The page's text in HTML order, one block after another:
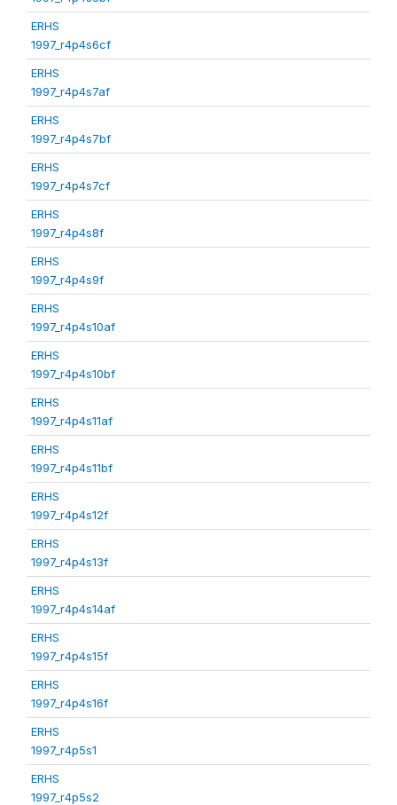
ERHS
1997_r4p4s6cf
ERHS
1997_r4p4s7af
ERHS
1997_r4p4s7bf
ERHS
1997_r4p4s7cf
ERHS
1997_r4p4s8f
ERHS
1997_r4p4s9f
ERHS
1997_r4p4s10af
ERHS
1997_r4p4s10bf
ERHS
1997_r4p4s11af
ERHS
1997_r4p4s11bf
ERHS
1997_r4p4s12f
ERHS
1997_r4p4s13f
ERHS
1997_r4p4s14af
ERHS
1997_r4p4s15f
ERHS
1997_r4p4s16f
ERHS
1997_r4p5s1
ERHS
1997_r4p5s2